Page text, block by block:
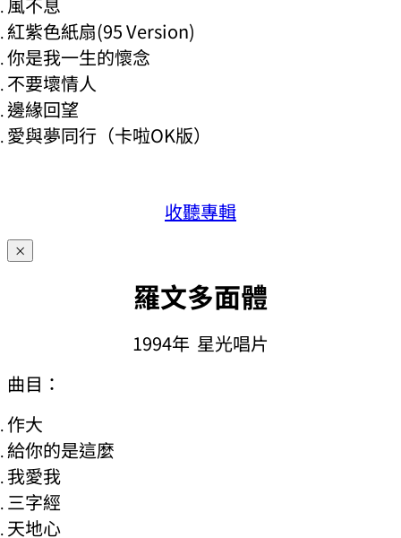
紅紫色紙扇(95 Version)
你是我一生的懷念
不要壞情人
邊緣回望
愛與夢同行（卡啦OK版）
收聽專輯
×
羅文多面體
1994年 星光唱片
曲目：
作大
給你的是這麼
我愛我
三字經
天地心